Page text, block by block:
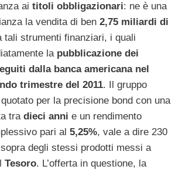
ai titoli obbligazionari: ne è una
la vendita di ben 2,75 miliardi di
tali strumenti finanziari, i quali
la pubblicazione dei
dalla banca americana nel
trimestre del 2011. Il gruppo
per la precisione bond con una
tra dieci anni e un rendimento
pari al 5,25%, vale a dire 230
degli stessi prodotti messi a
Tesoro. L’offerta in questione, la